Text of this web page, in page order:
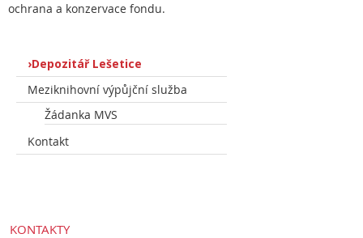
ochrana a konzervace fondu.
Depozitář Lešetice
Meziknihovní výpůjční služba
Žádanka MVS
Kontakt
KONTAKTY